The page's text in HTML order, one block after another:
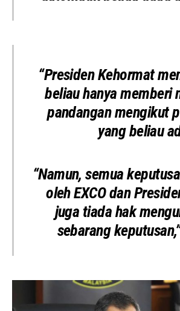
“Presiden Kehormat
beliau hanya memberi
pandangan mengikut
yang beliau
“Namun, semua
oleh EXCO dan
juga tiada hak
sebarang